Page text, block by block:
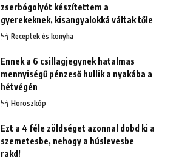
zserbógolyót készítettem a
gyerekeknek, kisangyalokká váltak tőle
Receptek és konyha
Ennek a 6 csillagjegynek hatalmas
mennyiségű pénzeső hullik a nyakába a
hétvégén
Horoszkóp
Ezt a 4 féle zöldséget azonnal dobd ki a
szemetesbe, nehogy a húslevesbe
rakd!